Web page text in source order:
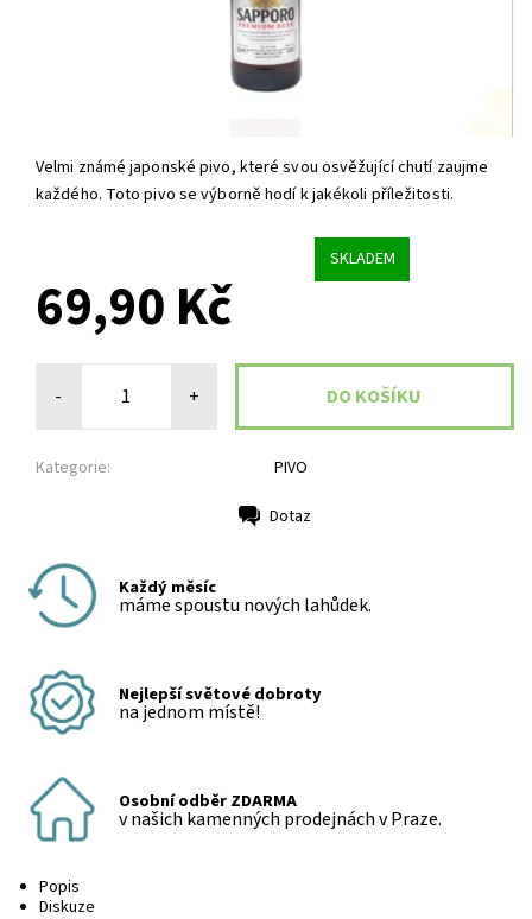
Velmi známé japonské pivo, které svou osvěžující chutí zaujme
každého. Toto pivo se výborně hodí k jakékoli příležitosti.
SKLADEM
69,90 Kč
- +
Kategorie: PIVO
Dotaz
Každý měsíc
máme spoustu nových lahůdek.
Nejlepší světové dobroty
na jednom místě!
Osobní odběr ZDARMA
v našich kamenných prodejnách v Praze.
Popis
Diskuze